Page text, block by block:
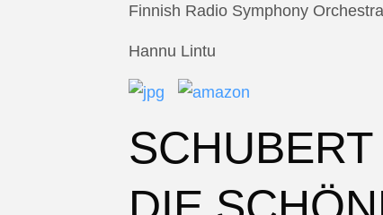
Finnish Radio Symphony Orchestra
Hannu Lintu
SCHUBERT